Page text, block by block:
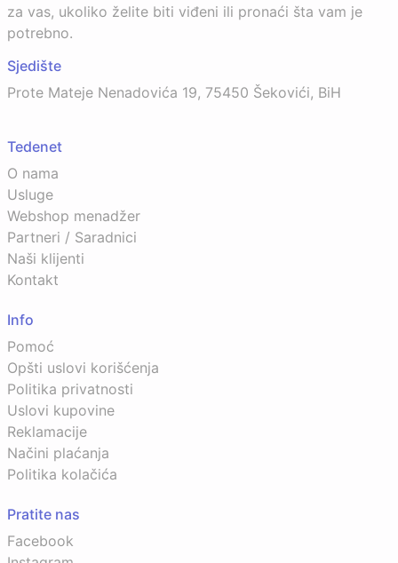
za vas, ukoliko želite biti viđeni ili pronaći šta vam je
potrebno.
Sjedište
Prote Mateje Nenadovića 19, 75450 Šekovići, BiH
Tedenet
O nama
Usluge
Webshop menadžer
Partneri / Saradnici
Naši klijenti
Kontakt
Info
Pomoć
Opšti uslovi korišćenja
Politika privatnosti
Uslovi kupovine
Reklamacije
Načini plaćanja
Politika kolačića
Pratite nas
Facebook